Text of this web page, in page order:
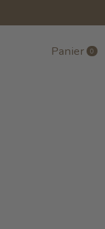
Panier 0items